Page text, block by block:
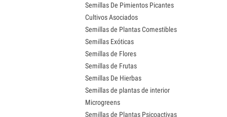
Semillas De Pimientos Picantes
Cultivos Asociados
Semillas de Plantas Comestibles
Semillas Exóticas
Semillas de Flores
Semillas de Frutas
Semillas De Hierbas
Semillas de plantas de interior
Microgreens
Semillas de Plantas Psicoactivas